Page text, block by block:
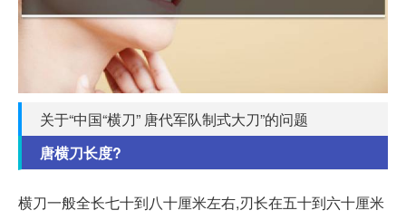
关于“中国“横刀” 唐代军队制式大刀”的问题
唐横刀长度?
横刀一般全长七十到八十厘米左右,刃长在五十到六十厘米